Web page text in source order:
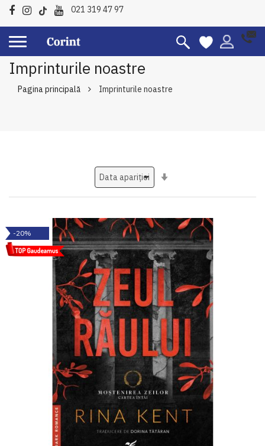
021 319 47 97
Imprinturile noastre
Pagina principală Imprinturile noastre
-20%